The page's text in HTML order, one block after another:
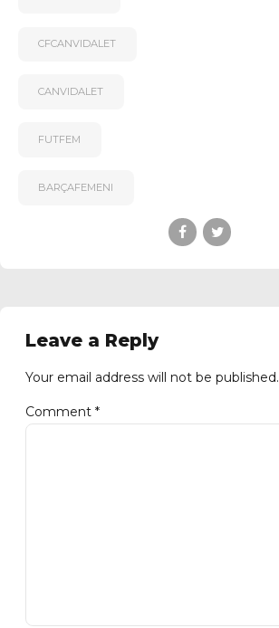
CFCANVIDALET
CANVIDALET
FUTFEM
BARÇAFEMENI
Leave a Reply
Your email address will not be published.
Comment *